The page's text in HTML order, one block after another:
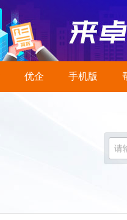
优企 手机版
请